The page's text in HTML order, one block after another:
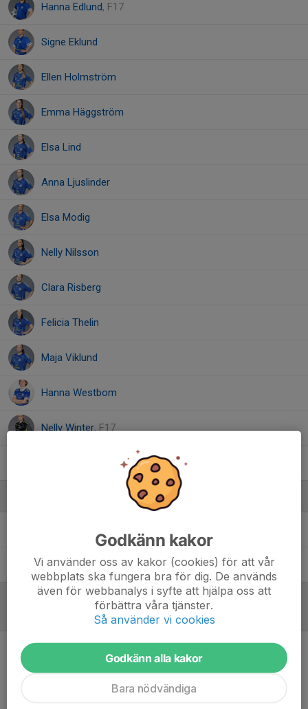
Hanna Edlund, F17
Signe Eklund
Ellen Holmström
Emma Häggström
Elsa Lind
Anna Ljuslinder
Elsa Modig
Nelly Nilsson
Clara Risberg
Felicia Thelin
Maja Viklund
Hanna Westbom
Nelly Winter, F17
Elvis ManiHuvudtränare
Inget referat skrivet
Godkänn kakor
Vi använder oss av kakor (cookies) för att vår
webbplats ska fungera bra för dig. De används
även för webbanalys i syfte att hjälpa oss att
förbättra våra tjänster.
Så använder vi cookies
Godkänn alla kakor
Bara nödvändiga